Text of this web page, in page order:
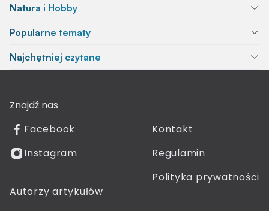
Natura i Hobby
Popularne tematy
Najchętniej czytane
Znajdź nas
Facebook
Instagram
Kontakt
Regulamin
Polityka prywatności
Autorzy artykułów